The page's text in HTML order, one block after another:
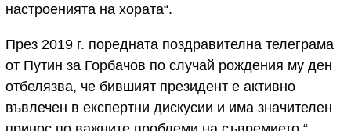
настроенията на хората“.
През 2019 г. поредната поздравителна телеграма
от Путин за Горбачов по случай рождения му ден
отбелязва, че бившият президент е активно
въвлечен в експертни дискусии и има значителен